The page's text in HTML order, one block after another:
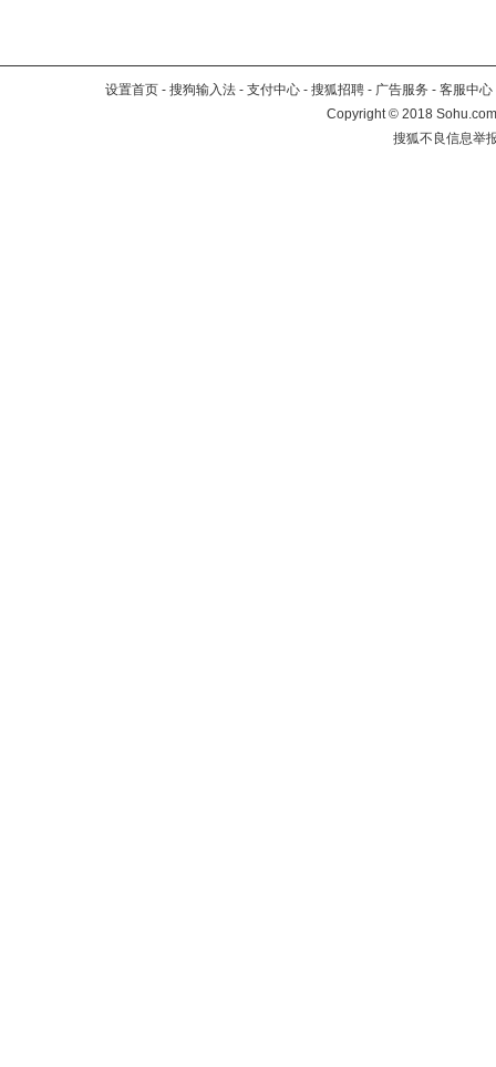
设置首页 - 搜狗输入法 - 支付中心 - 搜狐招聘 - 广告服务 - 客服中心
Copyright©2018
搜狐不良信息举